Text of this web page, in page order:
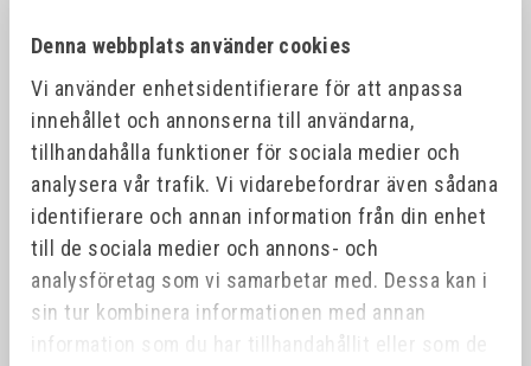
Denna webbplats använder cookies
Vi använder enhetsidentifierare för att anpassa
innehållet och annonserna till användarna,
tillhandahålla funktioner för sociala medier och
analysera vår trafik. Vi vidarebefordrar även sådana
identifierare och annan information från din enhet
till de sociala medier och annons- och
analysföretag som vi samarbetar med. Dessa kan i
sin tur kombinera informationen med annan
information som du har tillhandahållit eller som de
UNIVET SKYDDSGLASÖGON
IN/UT
Art.nr: 506641
165,00 kr
UNIVET SKYDDSGLASÖGON
MED STYRKA
fr. 389,00 kr